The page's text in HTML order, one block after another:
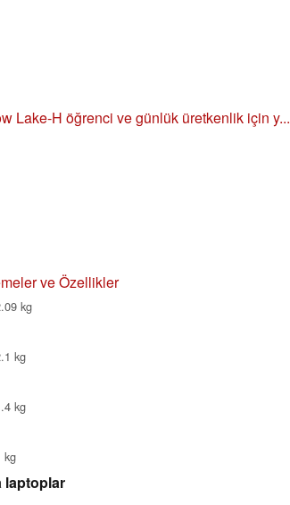
Lake-H öğrenci ve günlük üretkenlik için y...
ve Özellikler
kg
kg
kg
kg
laptoplar